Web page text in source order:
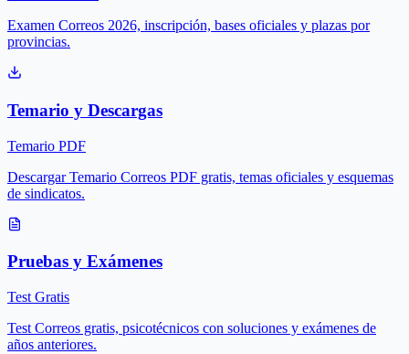
Examen Correos 2026, inscripción, bases oficiales y plazas por
provincias.
Temario y Descargas
Temario PDF
Descargar Temario Correos PDF gratis, temas oficiales y esquemas
de sindicatos.
Pruebas y Exámenes
Test Gratis
Test Correos gratis, psicotécnicos con soluciones y exámenes de
años anteriores.